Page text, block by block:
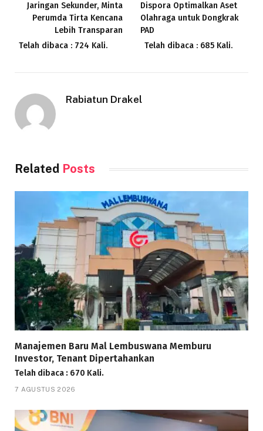
Jaringan Sekunder, Minta
Perumda Tirta Kencana
Lebih Transparan
Telah dibaca : 724 Kali.
Dispora Optimalkan Aset
Olahraga untuk Dongkrak
PAD
Telah dibaca : 685 Kali.
Rabiatun Drakel
Related Posts
Manajemen Baru Mal Lembuswana Memburu
Investor, Tenant Dipertahankan
Telah dibaca : 670 Kali.
7 AGUSTUS 2026